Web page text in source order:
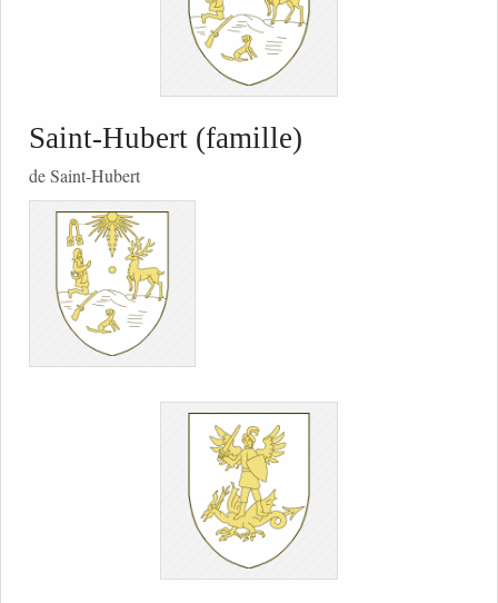
Saint-Hubert (famille)
de Saint-Hubert